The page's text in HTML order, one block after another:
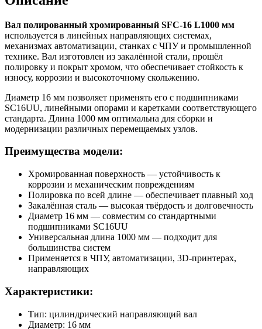
Вал полированный хромированный SFC-16 L1000 мм
используется в линейных направляющих системах,
механизмах автоматизации, станках с ЧПУ и промышленной
технике. Вал изготовлен из закалённой стали, прошёл
полировку и покрыт хромом, что обеспечивает стойкость к
износу, коррозии и высокоточному скольжению.
Диаметр 16 мм позволяет применять его с подшипниками
SC16UU, линейными опорами и каретками соответствующего
стандарта. Длина 1000 мм оптимальна для сборки и
модернизации различных перемещаемых узлов.
Преимущества модели:
Хромированная поверхность — устойчивость к
коррозии и механическим повреждениям
Полировка по всей длине — обеспечивает плавный ход
Закалённая сталь — высокая твёрдость и долговечность
Диаметр 16 мм — совместим со стандартными
подшипниками SC16UU
Универсальная длина 1000 мм — подходит для
большинства систем
Применяется в ЧПУ, автоматизации, 3D-принтерах,
направляющих
Характеристики:
Тип: цилиндрический направляющий вал
Диаметр: 16 мм